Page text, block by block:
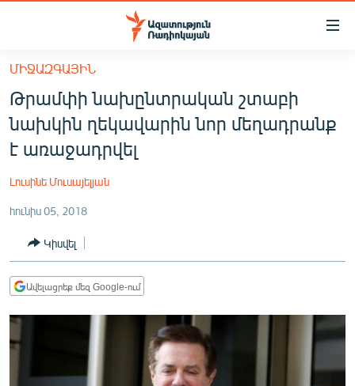
Մատչելիության
հիմնական
բովանդակությանը
Անցնել
հիմնական
մենյուին
ՀԱՅԱՍՏԱՆ
ՔԱՂԱՔԱԿԱՆ
ՏՆՏԵՍՈՒԹՅՈՒՆ
ՂԱՐԱԲԱՂ
ՏԱՐԱԾԱՇՐՋԱՆ
ՄԻՋԱԶԳԱՅԻՆ
ՄԻՋԱԶԳԱՅԻՆ
Թրամփի նախընտրական շտաբի
նախկին ղեկավարին նոր մեղադրանք
է առաջադրվել
Լուսինե Մուսայելյան
հունիս 05, 2018
Կիսվել
Ավելացրեք մեզ Google-ում